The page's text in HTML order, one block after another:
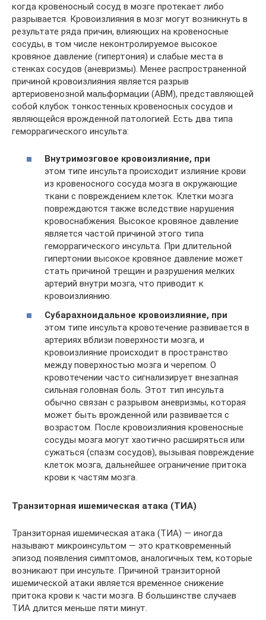
когда кровеносный сосуд в мозге протекает либо
разрывается. Кровоизлияния в мозг могут возникнуть в
результате ряда причин, влияющих на кровеносные
сосуды, в том числе неконтролируемое высокое
кровяное давление (гипертония) и слабые места в
стенках сосудов (аневризмы). Менее распространенной
причиной кровоизлияния является разрыв
артериовенозной мальформации (АВМ), представляющей
собой клубок тонкостенных кровеносных сосудов и
являющейся врожденной патологией. Есть два типа
геморрагического инсульта:
Внутримозговое кровоизлияние, при
этом типе инсульта происходит излияние крови
из кровеносного сосуда мозга в окружающие
ткани с повреждением клеток. Клетки мозга
повреждаются также вследствие нарушения
кровоснабжения. Высокое кровяное давление
является частой причиной этого типа
геморрагического инсульта. При длительной
гипертонии высокое кровяное давление может
стать причиной трещин и разрушения мелких
артерий внутри мозга, что приводит к
кровоизлиянию.
Субарахноидальное кровоизлияние, при
этом типе инсульта кровотечение развивается в
артериях вблизи поверхности мозга, и
кровоизлияние происходит в пространство
между поверхностью мозга и черепом. О
кровотечении часто сигнализирует внезапная
сильная головная боль. Этот тип инсульта
обычно связан с разрывом аневризмы, которая
может быть врожденной или развивается с
возрастом. После кровоизлияния кровеносные
сосуды мозга могут хаотично расширяться или
сужаться (спазм сосудов), вызывая повреждение
клеток мозга, дальнейшее ограничение притока
крови к частям мозга.
Транзиторная ишемическая атака (ТИА)
Транзиторная ишемическая атака (ТИА) — иногда
называют микроинсультом — это кратковременный
эпизод появления симптомов, аналогичных тем, которые
возникают при инсульте. Причиной транзиторной
ишемической атаки является временное снижение
притока крови к части мозга. В большинстве случаев
ТИА длится меньше пяти минут.